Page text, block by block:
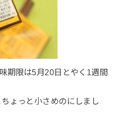
期限は5月20日とやく1週間
ょっと小さめのにしまし